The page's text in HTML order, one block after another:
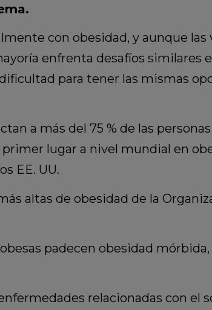
con obesidad, y aunque las
enfrenta desafíos similares
para tener las mismas
a más del 75 % de las personas
lugar a nivel mundial en
EE. UU.
altas de obesidad de la
padecen obesidad
relacionadas con el